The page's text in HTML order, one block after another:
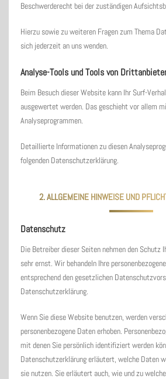
Beschwerderecht bei der zuständigen
Hierzu sowie zu weiteren Fragen zum Thema
sich jederzeit an uns wenden.
Analyse-Tools und Tools von
Beim Besuch dieser Website kann Ihr Surf-
ausgewertet werden. Das geschieht vor allem
Analyseprogrammen.
Detaillierte Informationen zu diesen
folgenden Datenschutzerklärung.
2. ALLGEMEINE HINWEISE UND
Datenschutz
Die Betreiber dieser Seiten nehmen den Schutz
sehr ernst. Wir behandeln Ihre
entsprechend den gesetzlichen
Datenschutzerklärung.
Wenn Sie diese Website benutzen, werden
personenbezogene Daten erhoben.
mit denen Sie persönlich identifiziert werden
Datenschutzerklärung erläutert, welche Daten
sie nutzen. Sie erläutert auch, wie und zu